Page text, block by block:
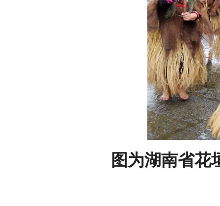
图为湖南省花